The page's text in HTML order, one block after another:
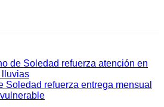
de Soledad refuerza atención en
lluvias
Soledad refuerza entrega mensual